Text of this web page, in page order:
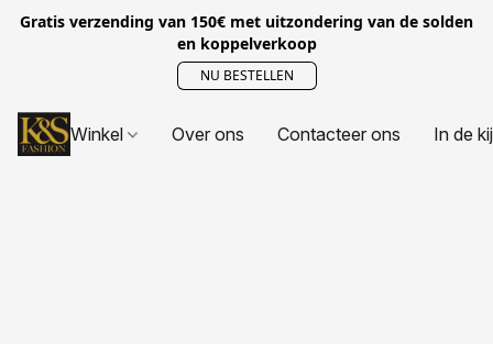
Gratis verzending van 150€ met uitzondering van de solden
en koppelverkoop
NU BESTELLEN
Winkel Over ons Contacteer ons In de